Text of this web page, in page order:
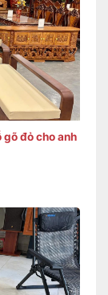
gõ đỏ cho anh